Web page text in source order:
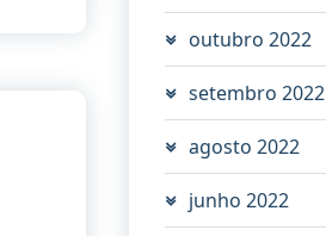
outubro 2022
setembro 2022
agosto 2022
junho 2022